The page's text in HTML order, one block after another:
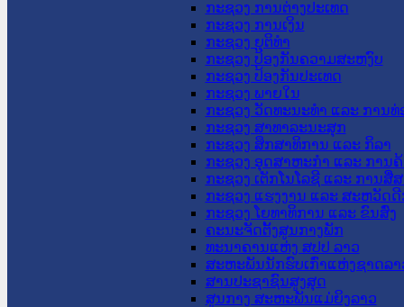
ກະຊວງ ການຕ່າງປະເທດ
ກະຊວງ ການເງິນ
ກະຊວງ ຍຸຕິທໍາ
ກະຊວງ ປ້ອງກັນຄວາມສະຫງົບ
ກະຊວງ ປ້ອງກັນປະເທດ
ກະຊວງ ພາຍໃນ
ກະຊວງ ວັດທະນະທຳ ແລະ ການທ່
ກະຊວງ ສາທາລະນະສຸກ
ກະຊວງ ສຶກສາທິການ ແລະ ກິລາ
ກະຊວງ ອຸດສາຫະກຳ ແລະ ການຄ້
ກະຊວງ ເຕັກໂນໂລຊີ ແລະ ການສື່
ກະຊວງ ແຮງງານ ແລະ ສະຫວັດ
ກະຊວງ ໂຍທາທິການ ແລະ ຂົນສົ່ງ
ຄະນະຈັດຕັ້ງສູນກາງພັກ
ທະນາຄານແຫ່ງ ສປປ ລາວ
ສະຫະພັນນັກຮົບເກົ່າແຫ່ງຊາດລາ
ສານປະຊາຊົນສູງສຸດ
ສູນກາງ ສະຫະພັນແມ່ຍິງລາວ